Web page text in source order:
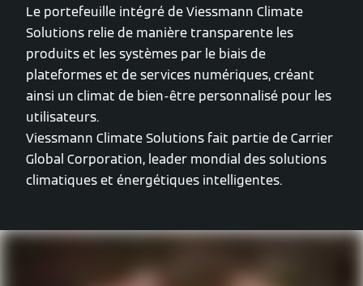
Le portefeuille intégré de Viessmann Climate
Solutions relie de manière transparente les
produits et les systèmes par le biais de
plateformes et de services numériques, créant
ainsi un climat de bien-être personnalisé pour les
utilisateurs.
Viessmann Climate Solutions fait partie de Carrier
Global Corporation, leader mondial des solutions
climatiques et énergétiques intelligentes.